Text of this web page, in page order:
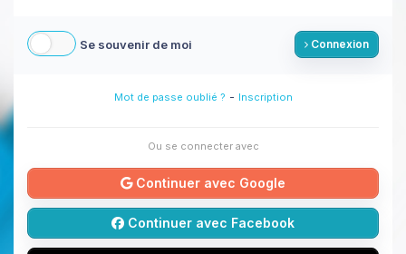
Se souvenir de moi Connexion
Mot de passe oublié ? - Inscription
Ou se connecter avec
Continuer avec Google
Continuer avec Facebook